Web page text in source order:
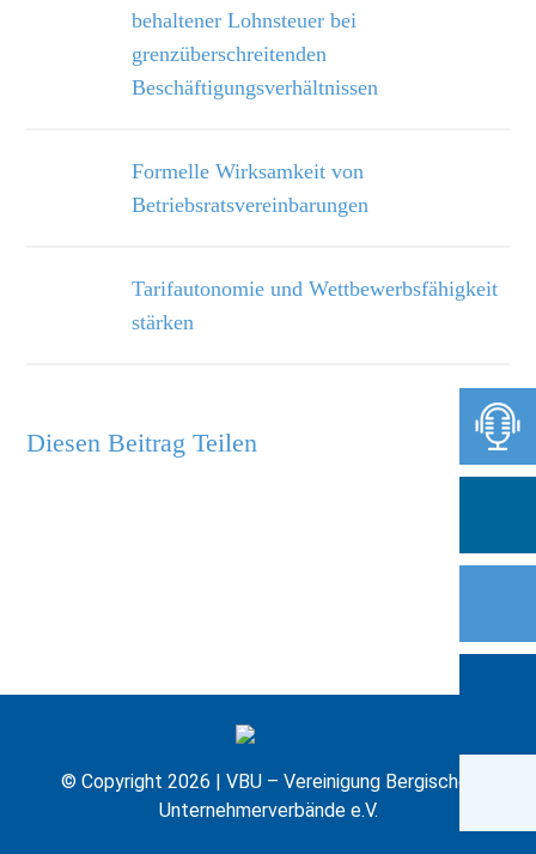
behaltener Lohnsteuer bei
grenzüberschreitenden
Beschäftigungsverhältnissen
Formelle Wirksamkeit von
Betriebsratsvereinbarungen
Tarifautonomie und Wettbewerbsfähigkeit
stärken
Diesen Beitrag Teilen
© Copyright 2026 | VBU – Vereinigung Bergischer
Unternehmerverbände e.V.